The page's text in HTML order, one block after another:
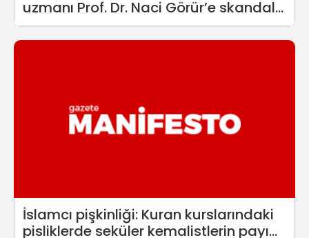
uzmanı Prof. Dr. Naci Görür’e skandal
sözler
İslamcı pişkinliği: Kuran kurslarındaki
pisliklerde seküler kemalistlerin payı